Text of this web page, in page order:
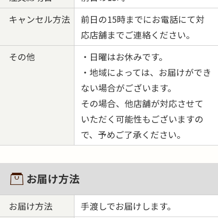
キャンセル方法
前日の15時までにお電話にて対
応店舗までご連絡ください。
その他
・日曜はお休みです。
・地域によっては、お届けができ
ない場合がございます。
その場合、他店舗が対応させて
いただく可能性もございますの
で、予めご了承ください。
お届け方法
お届け方法 手渡しでお届けします。